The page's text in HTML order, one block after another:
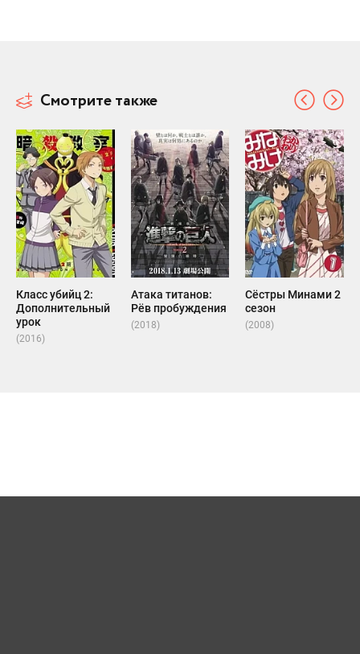
Смотрите также
Класс убийц 2:
Дополнительный
урок
(2016)
Атака титанов:
Рёв пробуждения
(2018)
Сёстры Минами 2
сезон
(2008)